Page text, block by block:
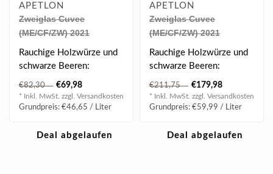
APETLON
Zweiglas Cuvee
(ME/CF/ZW) 2021
Magnum 1.50 l
Rauchige Holzwürze und
schwarze Beeren:
Zweiglas 2021 aus der
Ried Salzgründe ..
€82,30 €69,98
* Inkl. MwSt. zzgl. Versandkosten
Grundpreis: €46,65 / Liter
Deal abgelaufen
APETLON
Zweiglas Cuvee
(ME/CF/ZW) 2021
Jeroboam 3.00 l
Rauchige Holzwürze und
schwarze Beeren:
Zweiglas 2021 aus der
Ried Salzgründe ..
€211,75 €179,98
* Inkl. MwSt. zzgl. Versandkosten
Grundpreis: €59,99 / Liter
Deal abgelaufen